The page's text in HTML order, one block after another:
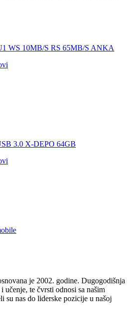
WS 10MB/S RS 65MB/S ANKA
3.0 X-DEPO 64GB
je 2002. godine. Dugogodišnja
te čvrsti odnosi sa našim
su nas do liderske pozicije u našoj